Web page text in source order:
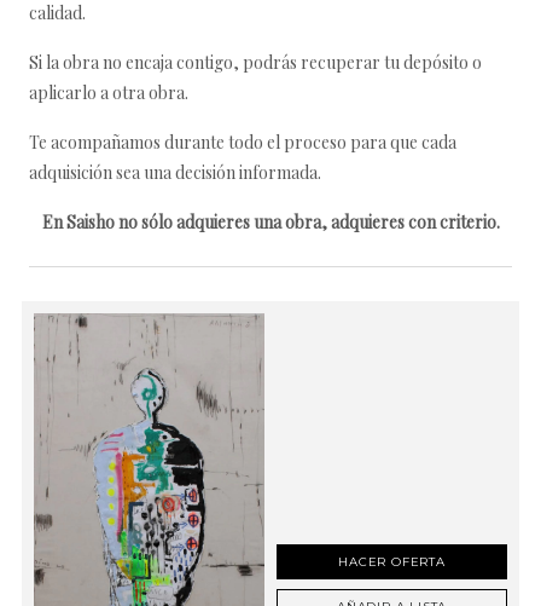
calidad.
Si la obra no encaja contigo, podrás recuperar tu depósito o
aplicarlo a otra obra.
Te acompañamos durante todo el proceso para que cada
adquisición sea una decisión informada.
En Saisho no sólo adquieres una obra, adquieres con criterio.
HACER OFERTA